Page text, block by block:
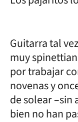
Guitarra tal
muy
por trabajar
novenas y
de solear –sin
bien no han